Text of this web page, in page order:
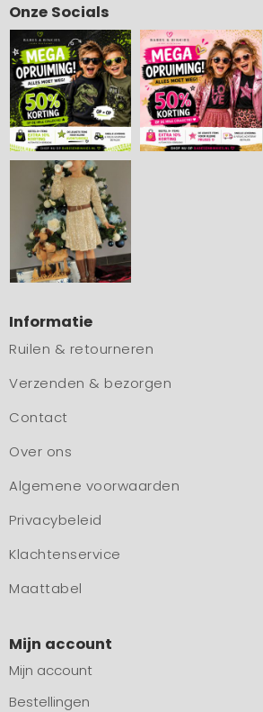
Onze Socials
Informatie
Ruilen & retourneren
Verzenden & bezorgen
Contact
Over ons
Algemene voorwaarden
Privacybeleid
Klachtenservice
Maattabel
Mijn account
Mijn account
Bestellingen